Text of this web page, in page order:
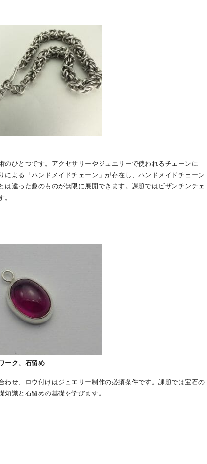
ひとつです。アクセサリーやジュエリーで使われるチェーンに
による「ハンドメイドチェーン」が存在し、ハンドメイドチェーン
違った趣のものが無限に展開できます。課題ではビザンチンチェ
。
ーク、石留め
わせ、ロウ付けはジュエリー制作の必須条件です。課題では宝石の
識と石留めの基礎を学びます。